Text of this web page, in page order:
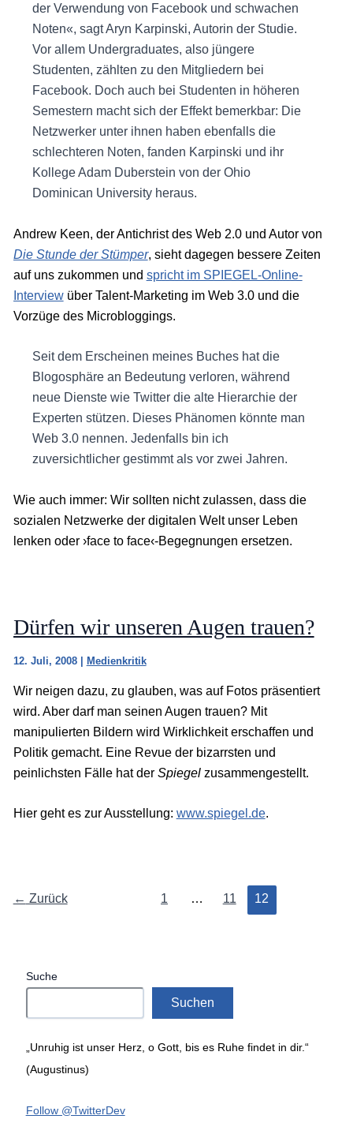
der Verwendung von Facebook und schwachen
Noten«, sagt Aryn Karpinski, Autorin der Studie.
Vor allem Undergraduates, also jüngere
Studenten, zählten zu den Mitgliedern bei
Facebook. Doch auch bei Studenten in höheren
Semestern macht sich der Effekt bemerkbar: Die
Netzwerker unter ihnen haben ebenfalls die
schlechteren Noten, fanden Karpinski und ihr
Kollege Adam Duberstein von der Ohio
Dominican University heraus.
Andrew Keen, der Antichrist des Web 2.0 und Autor von
Die Stunde der Stümper, sieht dagegen bessere Zeiten
auf uns zukommen und spricht im SPIEGEL-Online-
Interviewüber Talent-Marketing im Web 3.0 und die
Vorzüge des Microbloggings.
Seit dem Erscheinen meines Buches hat die
Blogosphäre an Bedeutung verloren, während
neue Dienste wie Twitter die alte Hierarchie der
Experten stützen. Dieses Phänomen könnte man
Web 3.0 nennen. Jedenfalls bin ich
zuversichtlicher gestimmt als vor zwei Jahren.
Wie auch immer: Wir sollten nicht zulassen, dass die
sozialen Netzwerke der digitalen Welt unser Leben
lenken oder ›face to face‹-Begegnungen ersetzen.
Dürfen wir unseren Augen trauen?
12. Juli, 2008 | Medienkritik
Wir neigen dazu, zu glauben, was auf Fotos präsentiert
wird. Aber darf man seinen Augen trauen? Mit
manipulierten Bildern wird Wirklichkeit erschaffen und
Politik gemacht. Eine Revue der bizarrsten und
peinlichsten Fälle hat der Spiegelzusammengestellt.
Hier geht es zur Ausstellung: www.spiegel.de.
← Zurück 1 … 11 12
Suche
Suchen
„Unruhig ist unser Herz, o Gott, bis es Ruhe findet in dir.“
(Augustinus)
Follow @TwitterDev